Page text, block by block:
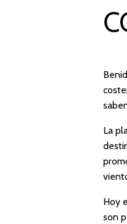
La
Hoy
son